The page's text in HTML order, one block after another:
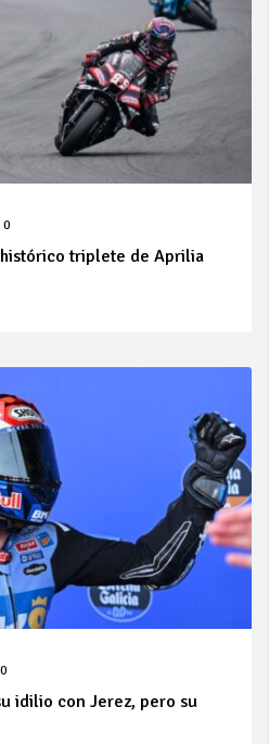
0
triplete de Aprilia
0
idilio con Jerez, pero su